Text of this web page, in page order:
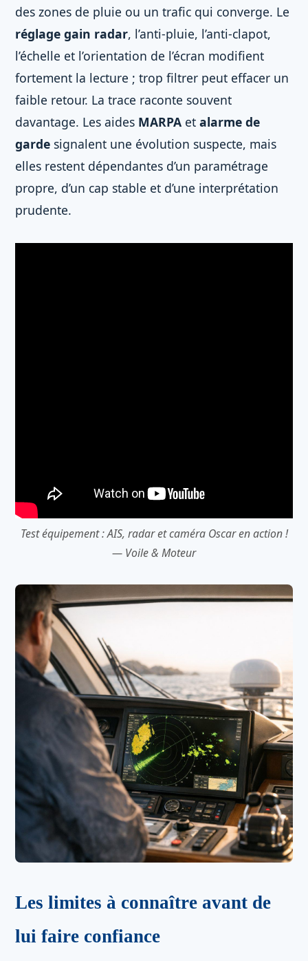
des zones de pluie ou un trafic qui converge. Le
réglage gain radar, l’anti-pluie, l’anti-clapot,
l’échelle et l’orientation de l’écran modifient
fortement la lecture ; trop filtrer peut effacer un
faible retour. La trace raconte souvent
davantage. Les aides MARPA et alarme de
garde signalent une évolution suspecte, mais
elles restent dépendantes d’un paramétrage
propre, d’un cap stable et d’une interprétation
prudente.
Test équipement : AIS, radar et caméra Oscar en action !
— Voile & Moteur
Les limites à connaître avant de
lui faire confiance